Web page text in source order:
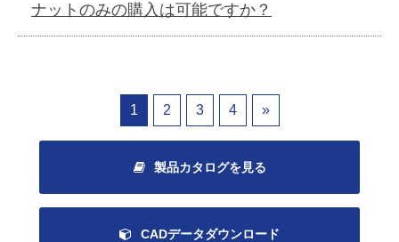
ナットのみの購入は可能ですか？
1 2 3 4 »
製品カタログを見る
CADデータダウンロード